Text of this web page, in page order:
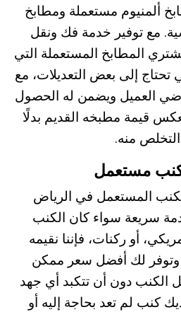
ألمنيوم مستعملة ومطابخ
مع توفير خدمة فك ونقل
المطابخ المستعملة التي
تحتاج إلى بعض التعديلات، مع
العميل ويضمن له الحصول
قيمة مطبخه القديم بدلًا
منه.
مستعمل
المستعمل في الرياض
سريعة سواء كان الكنب
أو ركنات، فإننا نقيمه
وتوفر لك أفضل سعر ممكن
الكنب دون أن تتكبد أي جهد
كنب لم تعد بحاجة إليه أو